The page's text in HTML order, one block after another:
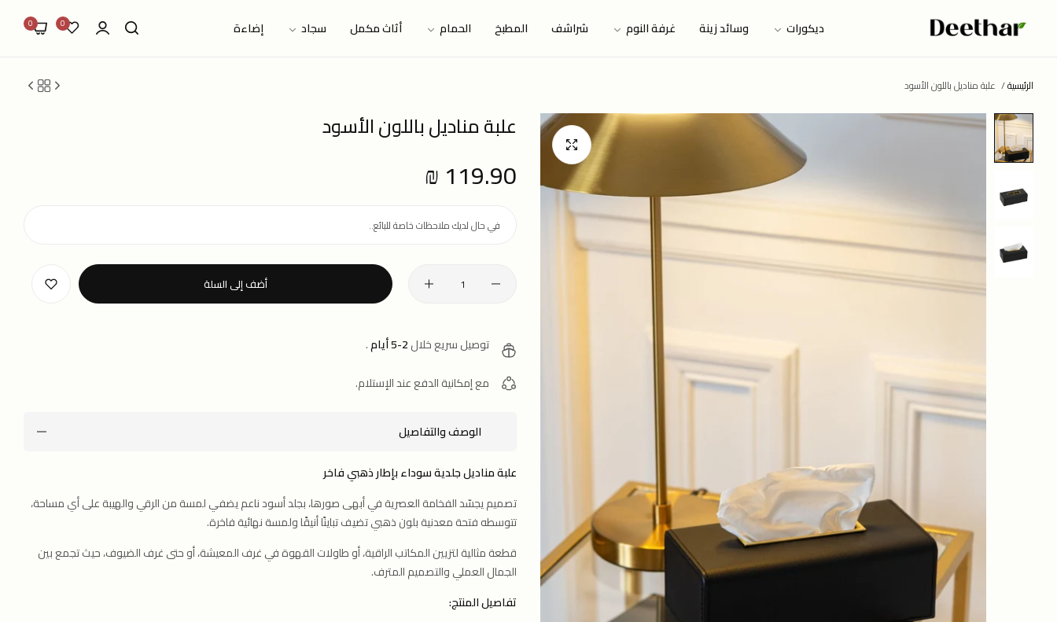
ديكورات وسائد زينة غرفة النوم شراشف المطبخ الحمام أثاث مكمل سجاد إضاءة 0
0
الرئيسية/ علبة مناديل باللون الأسود
علبة مناديل باللون الأسود
Regular
price
119.90 ₪
أضف إلى السلة
توصيل سريع خلال2-5 أيام
.
مع إمكانية الدفع عند الإستلام.
الوصف والتفاصيل
علبة مناديل جلدية سوداء بإطار ذهبي فاخر
تصميم يجسّد الفخامة العصرية في أبهى صورها، بجلد أسود ناعم يضفي لمسة من الرقي والهيبة على أي مساحة،
تتوسطه فتحة معدنية بلون ذهبي تضيف تباينًا أنيقًا ولمسة نهائية فاخرة.
قطعة مثالية لتزيين المكاتب الراقية، أو طاولات القهوة في غرف المعيشة، أو حتى غرف الضيوف، حيث تجمع بين
الجمال العملي والتصميم المترف.
تفاصيل المنتج: